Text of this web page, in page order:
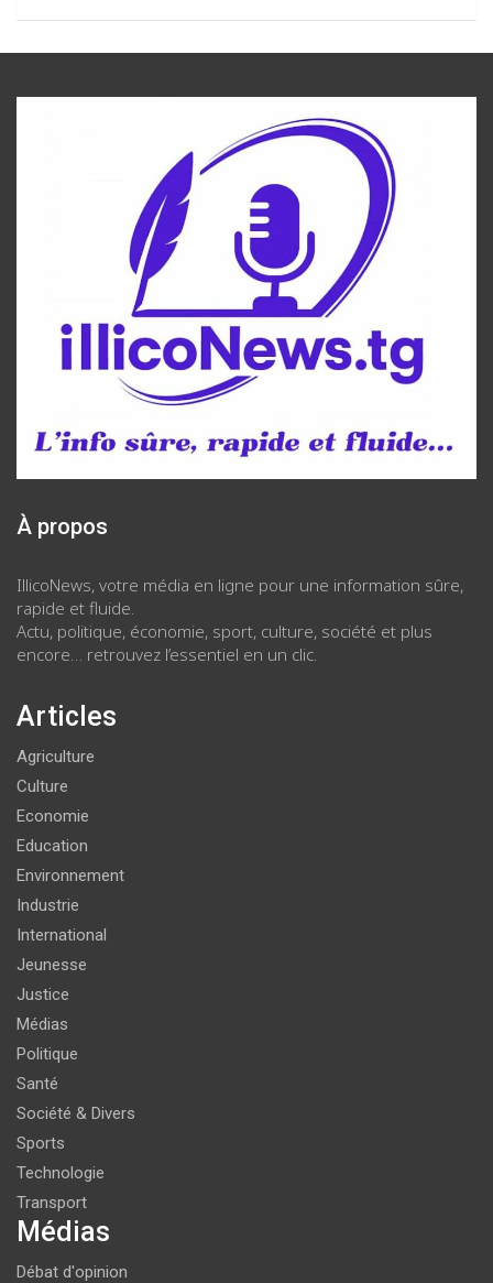
À propos
IllicoNews, votre média en ligne pour une information sûre,
rapide et fluide.
Actu, politique, économie, sport, culture, société et plus
encore… retrouvez l’essentiel en un clic.
Articles
Agriculture
Culture
Economie
Education
Environnement
Industrie
International
Jeunesse
Justice
Médias
Politique
Santé
Société & Divers
Sports
Technologie
Transport
Médias
Débat d'opinion